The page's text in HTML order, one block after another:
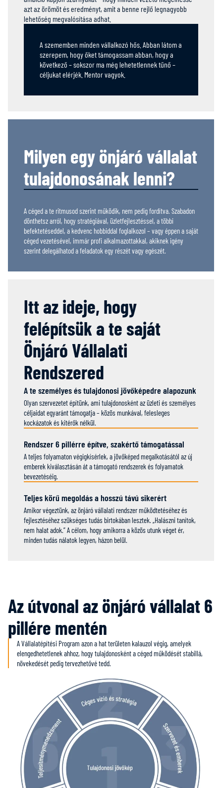
azt az örömöt és eredményt, amit a benne rejlő legnagyobb
lehetőség megvalósítása adhat.
A szememben minden vállalkozó hős. Abban látom a
szerepem, hogy őket támogassam abban, hogy a
következő – sokszor ma még lehetetlennek tűnő –
céljukat elérjék. Mentor vagyok.
Milyen egy önjáró vállalat
tulajdonosának lenni?
A céged a te ritmusod szerint működik, nem pedig fordítva. Szabadon
dönthetsz arról, hogy stratégiával, üzletfejlesztéssel, a többi
befektetéseddel, a kedvenc hobbiddal foglalkozol – vagy éppen a saját
céged vezetésével, immár profi alkalmazottakkal, akiknek igény
szerint delegálhatod a feladatok egy részét vagy egészét.
Itt az ideje, hogy
felépítsük a te saját
Önjáró Vállalati
Rendszered
A te személyes és tulajdonosi jövőképedre alapozunk
Olyan szervezetet építünk, ami tulajdonosként az üzleti és személyes
céljaidat egyaránt támogatja – közös munkával, felesleges
kockázatok és kitérők nélkül.
Rendszer 6 pillérre építve, szakértő támogatással
A teljes folyamaton végigkísérlek, a jövőképed megalkotásától az új
emberek kiválasztásán át a támogató rendszerek és folyamatok
bevezetéséig.
Teljes körű megoldás a hosszú távú sikerért
Amikor végeztünk, az önjáró vállalati rendszer működtetéséhez és
fejlesztéséhez szükséges tudás birtokában lesztek. „Halászni tanítok,
nem halat adok.” A célom, hogy amikorra a közös utunk véget ér,
minden tudás nálatok legyen, házon belül.
Az útvonal az önjáró vállalat 6
pillére mentén
A Vállalatépítési Program azon a hat területen kalauzol végig, amelyek
elengedhetetlenek ahhoz, hogy tulajdonosként a céged működését stabillá,
növekedését pedig tervezhetővé tedd.